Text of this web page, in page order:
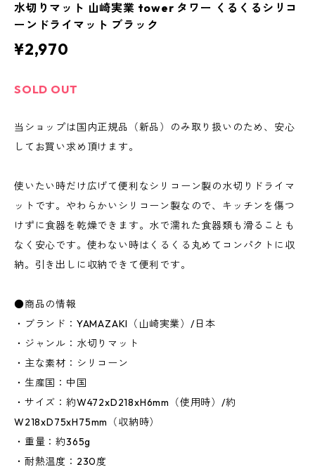
水切りマット 山崎実業 tower タワー くるくるシリコ
ーンドライマット ブラック
¥2,970
SOLD OUT
当ショップは国内正規品（新品）のみ取り扱いのため、安心
してお買い求め頂けます。
使いたい時だけ広げて便利なシリコーン製の水切りドライマ
ットです。やわらかいシリコーン製なので、キッチンを傷つ
けずに食器を乾燥できます。水で濡れた食器類も滑ることも
なく安心です。使わない時はくるくる丸めてコンパクトに収
納。引き出しに収納できて便利です。
●商品の情報
・ブランド：YAMAZAKI（山崎実業）/日本
・ジャンル：水切りマット
・主な素材：シリコーン
・生産国：中国
・サイズ：約W472xD218xH6mm（使用時）/約
W218xD75xH75mm（収納時）
・重量：約365g
・耐熱温度：230度